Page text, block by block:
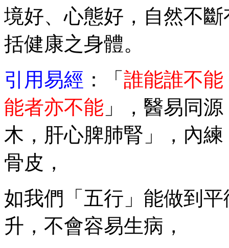
境好、心態好，自然不
括健康之身體。
引用易經 ：「 誰能誰不
能者亦不能 」，醫易同
木，肝心脾肺腎」，內
骨皮，
如我們「五行」能做到
升，不會容易生病，